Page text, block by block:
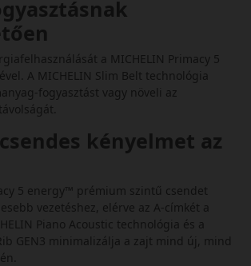
a MICHELIN Primacy 5
A MICHELIN Slim Belt technológia
fogyasztást vagy növeli az
kényelmet az
5 energy™ prémium szintű csendet
vezetéshez, elérve az A-címkét a
Piano Acoustic technológia és a
GEN3 minimalizálja a zajt mind új, mind